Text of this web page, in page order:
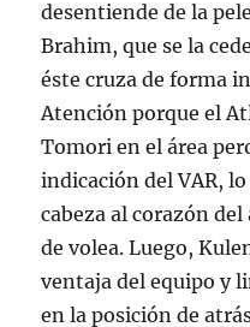
desentiende de la
Brahim, que se la
éste cruza de forma
Atención porque el
Tomori en el área
indicación del VAR,
cabeza al corazón
de volea. Luego,
ventaja del equipo y
en la posición de